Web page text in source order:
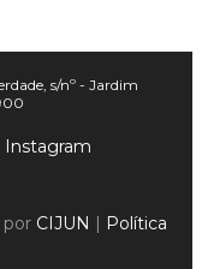
s/nº - Jardim
Instagram
por CIJUN
Política